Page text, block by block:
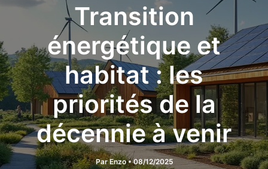
Transition
énergétique et
habitat : les
priorités de la
décennie à venir
ParEnzo•08/12/2025